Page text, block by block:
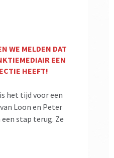
WE MELDEN DAT
EEN
HEEFT!
het tijd voor een
Loon en Peter
stap terug. Ze